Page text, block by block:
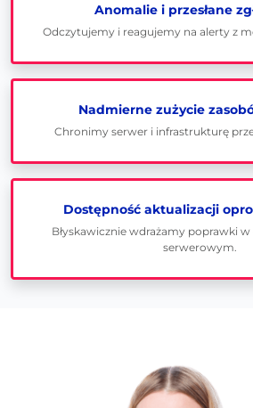
Anomalie i przesłane
Odczytujemy i reagujemy na alerty z
Nadmierne zużycie
Chronimy serwer i infrastrukturę
Dostępność aktualizacji
Błyskawicznie wdrażamy poprawki
serwerowym.